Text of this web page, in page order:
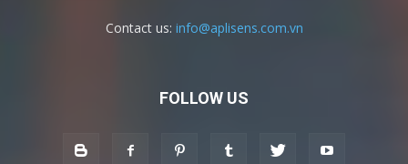
Contact us: info@aplisens.com.vn
FOLLOW US